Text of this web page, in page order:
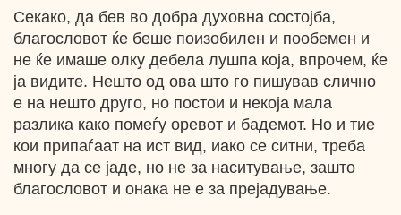
Секако, да бев во добра духовна состојба,
благословот ќе беше поизобилен и пообемен и
не ќе имаше олку дебела лушпа која, впрочем, ќе
ја видите. Нешто од ова што го пишував слично
е на нешто друго, но постои и некоја мала
разлика како помеѓу оревот и бадемот. Но и тие
кои припаѓаат на ист вид, иако се ситни, треба
многу да се јаде, но не за наситување, зашто
благословот и онака не е за прејадување.